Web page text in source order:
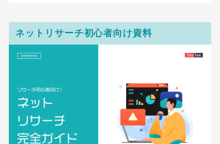
ネットリサーチ初心者向け資料